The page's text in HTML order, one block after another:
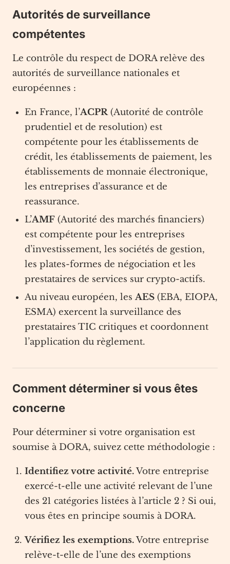
Autorités de surveillance
compétentes
Le contrôle du respect de DORA relève des
autorités de surveillance nationales et
européennes :
En France, l’ACPR(Autorité de contrôle
prudentiel et de resolution) est
compétente pour les établissements de
crédit, les établissements de paiement, les
établissements de monnaie électronique,
les entreprises d’assurance et de
reassurance.
L’AMF (Autorité des marchés financiers)
est compétente pour les entreprises
d’investissement, les sociétés de gestion,
les plates-formes de négociation et les
prestataires de services sur crypto-actifs.
Au niveau européen, lesAES (EBA, EIOPA,
ESMA) exercent la surveillance des
prestataires TIC critiques et coordonnent
l’application du règlement.
Comment déterminer si vous êtes
concerne
Pour déterminer si votre organisation est
soumise à DORA, suivez cette méthodologie :
Identifiez votre activité.Votre entreprise
exercé-t-elle une activité relevant de l’une
des 21 catégories listées à l’article 2 ? Si oui,
vous êtes en principe soumis à DORA.
Vérifiez les exemptions.Votre entreprise
relève-t-elle de l’une des exemptions